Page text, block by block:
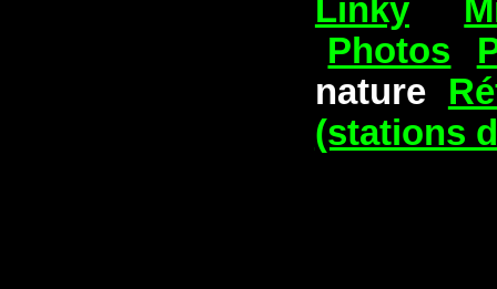
Linky
Photos
nature
(stations